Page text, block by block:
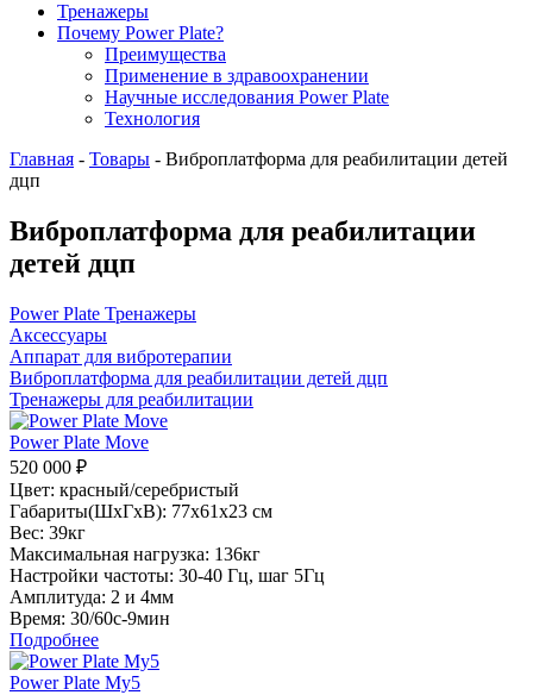
Тренажеры
Почему Power Plate?
Преимущества
Применение в здравоохранении
Научные исследования Power Plate
Технология
Главная - Товары - Виброплатформа для реабилитации детей
дцп
Виброплатформа для реабилитации
детей дцп
Power Plate Тренажеры
Аксессуары
Аппарат для вибротерапии
Виброплатформа для реабилитации детей дцп
Тренажеры для реабилитации
Power Plate Move
520 000 ₽
Цвет: красный/серебристый
Габариты(ШхГхВ): 77х61х23 см
Вес: 39кг
Максимальная нагрузка: 136кг
Настройки частоты: 30-40 Гц, шаг 5Гц
Амплитуда: 2 и 4мм
Время: 30/60с-9мин
Подробнее
Power Plate My5